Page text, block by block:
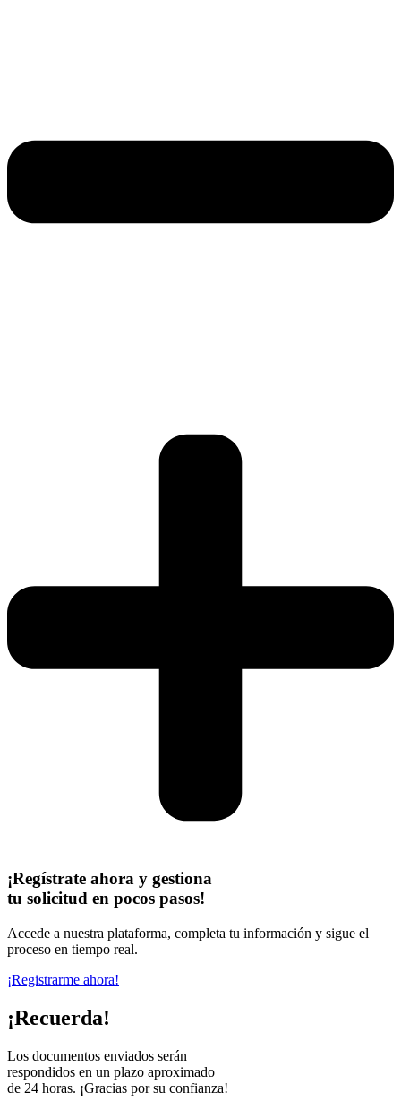
¡Regístrate ahora y gestiona
tu solicitud en pocos pasos!
Accede a nuestra plataforma, completa tu información y sigue el
proceso en tiempo real.
¡Registrarme ahora!
¡Recuerda!
Los documentos enviados serán
respondidos en un plazo aproximado
de 24 horas. ¡Gracias por su confianza!